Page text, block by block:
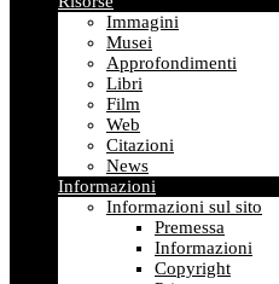
Immagini
Musei
Approfondimenti
Libri
Film
Web
Citazioni
News
Informazioni
Informazioni sul sito
Premessa
Informazioni
Copyright